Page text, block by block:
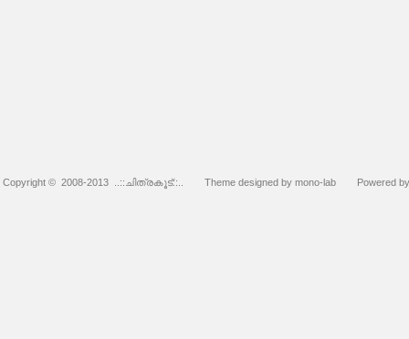
Copyright © 2008-2013 ..::ചിത്രകൂട്::.. Theme designed by mono-lab Powered